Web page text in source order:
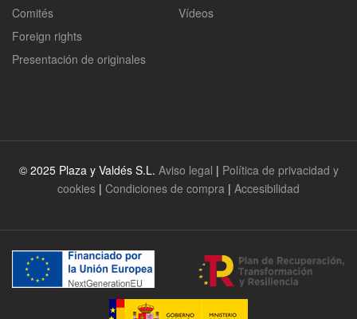
Comités
Foreign rights
Presentación de originales
Vídeos
© 2025 Plaza y Valdés S.L. Aviso legal | Política de privacidad y
cookies | Condiciones de compra | Accesibilidad